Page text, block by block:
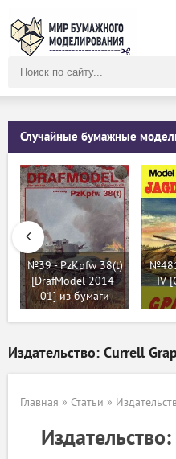
сайту
Случайные бумажные
№39 - PzKpfw 38(t)
[DrafModel 2014-
01] из бумаги
IV
Издательство: Currell
Главная » Статьи »